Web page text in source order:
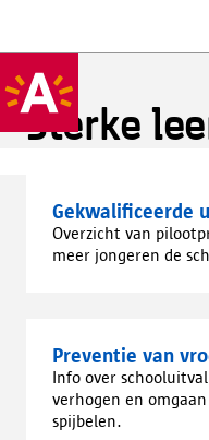
Sterke
Gekwalificeerde
Overzicht van
meer jongeren de
Preventie van
Info over
verhogen en
spijbelen.